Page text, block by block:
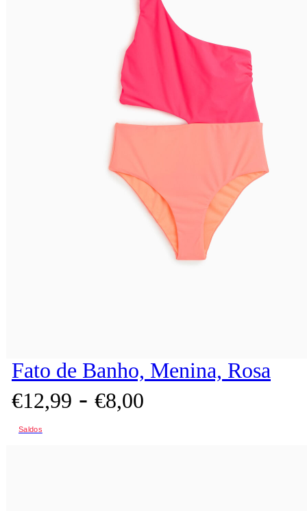
Fato de Banho, Menina, Rosa
€12,99 - €8,00
Saldos